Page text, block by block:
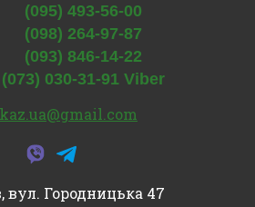
(095) 493-56-00
(098) 264-97-87
(093) 846-14-22
(073) 030-31-91 Viber
вул. Городницька 47